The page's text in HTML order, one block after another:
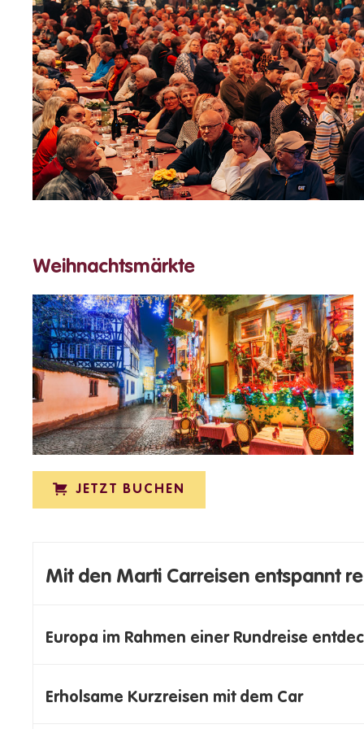
Weihnachtsmärkte
JETZT BUCHEN
Mit den Marti Carreisen entspannt
Europa im Rahmen einer Rundreise
Erholsame Kurzreisen mit dem Car